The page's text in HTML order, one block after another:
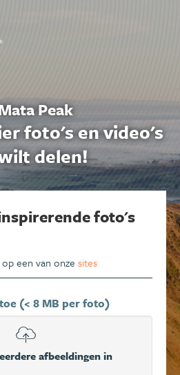
Peak
foto's en video's
delen!
foto's
een van onze sites
(< 8 MB per foto)
afbeeldingen in